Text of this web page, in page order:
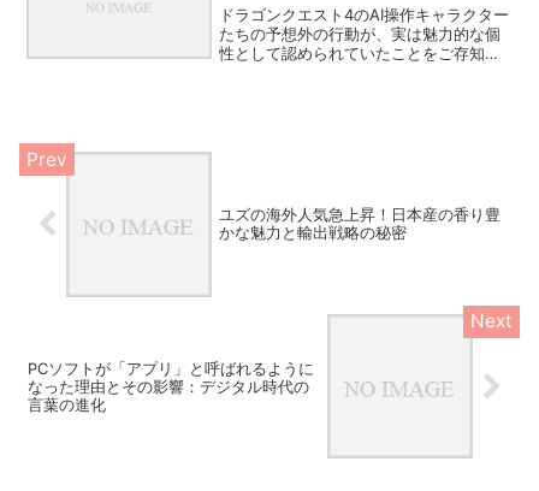
ドラゴンクエスト4のAI操作キャラクター
たちの予想外の行動が、実は魅力的な個
性として認められていたことをご存知で
ユズの海外人気急上昇！日本産の香り豊
かな魅力と輸出戦略の秘密
PCソフトが「アプリ」と呼ばれるように
なった理由とその影響：デジタル時代の
言葉の進化